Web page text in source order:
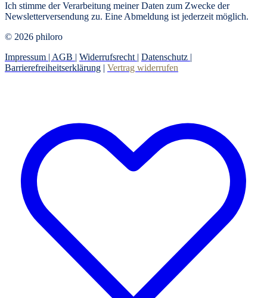
Ich stimme der Verarbeitung meiner Daten zum Zwecke der
Newsletterversendung zu. Eine Abmeldung ist jederzeit möglich.
© 2026 philoro
Impressum | AGB | Widerrufsrecht | Datenschutz |
Barrierefreiheitserklärung | Vertrag widerrufen